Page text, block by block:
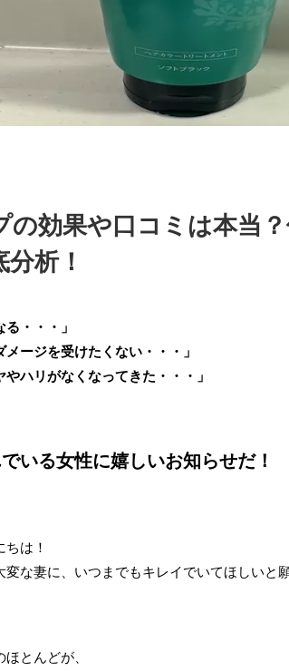
の効果や口コミは本当
析！
る・・・」
メージを受けたくない・・・」
やハリがなくなってきた・・・」
いる女性に嬉しいお知らせだ！
は！
変な妻に、いつまでもキレイでいてほしいと
とんどが、